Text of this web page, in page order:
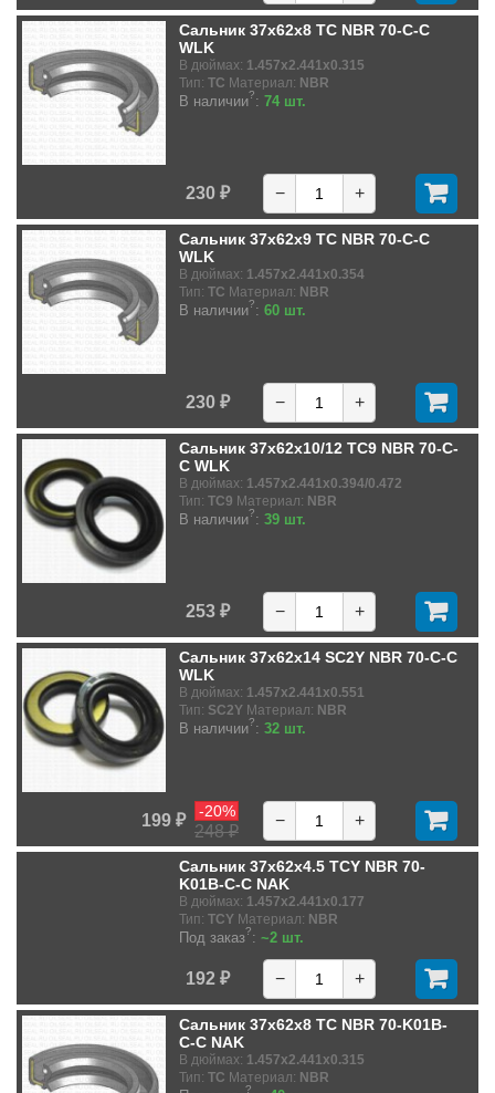
Сальник 37x62x8 TC NBR 70-C-C
WLK
В дюймах: 1.457x2.441x0.315
Тип: TC Материал: NBR
В наличии?: 74 шт.
230 ₽ − +
Сальник 37x62x9 TC NBR 70-C-C
WLK
В дюймах: 1.457x2.441x0.354
Тип: TC Материал: NBR
В наличии?: 60 шт.
230 ₽ − +
Сальник 37x62x10/12 TC9 NBR 70-C-
C WLK
В дюймах: 1.457x2.441x0.394/0.472
Тип: TC9 Материал: NBR
В наличии?: 39 шт.
253 ₽ − +
Сальник 37x62x14 SC2Y NBR 70-C-C
WLK
В дюймах: 1.457x2.441x0.551
Тип: SC2Y Материал: NBR
В наличии?: 32 шт.
199 ₽
248 ₽
-20% − +
Сальник 37x62x4.5 TCY NBR 70-
K01B-C-C NAK
В дюймах: 1.457x2.441x0.177
Тип: TCY Материал: NBR
Под заказ?: ~2 шт.
192 ₽ − +
Сальник 37x62x8 TC NBR 70-K01B-
C-C NAK
В дюймах: 1.457x2.441x0.315
Тип: TC Материал: NBR
?